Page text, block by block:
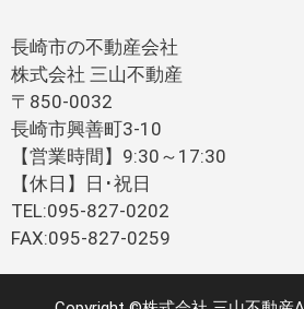
長崎市の不動産会社
株式会社 三山不動産
〒850-0032
長崎市興善町3-10
【営業時間】9:30～17:30
【休日】日･祝日
TEL:095-827-0202
FAX:095-827-0259